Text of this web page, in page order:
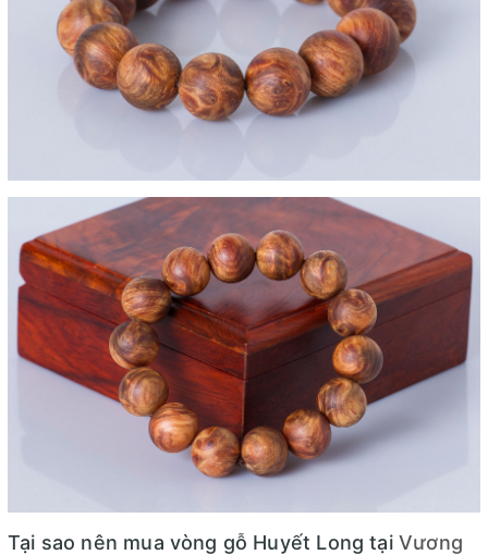
Tại sao nên mua vòng gỗ Huyết Long tạiVương